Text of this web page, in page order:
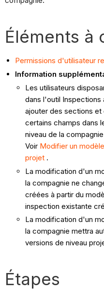
Éléments à
Permissions d'utilisateur
Information
Les utilisateurs
dans l'outil Inspections
ajouter des sections
certains champs dans
niveau de la
Voir Modifier un
projet .
La modification d'un
la compagnie ne
créées à partir du
inspection existante
La modification d'un
la compagnie mettra
versions de niveau
Étapes